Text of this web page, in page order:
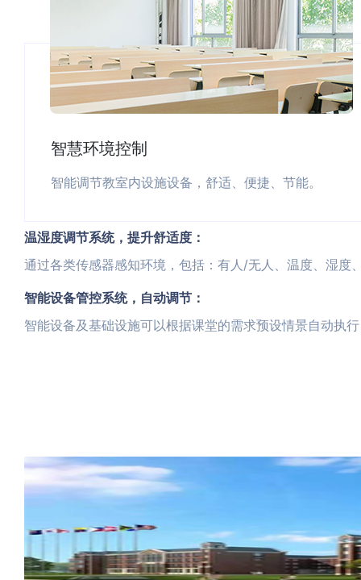
智慧环境控制
智能调节教室内设施设备，舒适、便捷、节能。
温湿度调节系统，提升舒适度：
通过各类传感器感知环境，包括：有人/无人、温度、湿度
智能设备管控系统，自动调节：
智能设备及基础设施可以根据课堂的需求预设情景自动执